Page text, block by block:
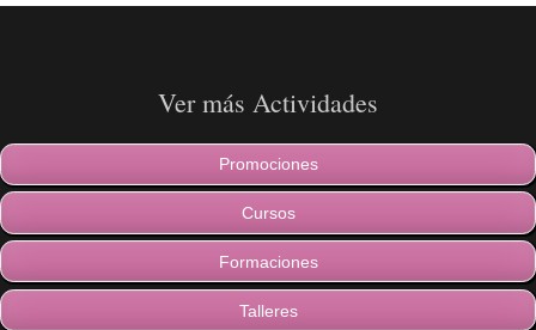
Ver más Actividades
Promociones
Cursos
Formaciones
Talleres